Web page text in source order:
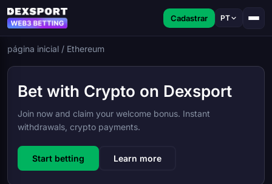
Cadastrar PT
página inicial / Ethereum
Bet with Crypto on Dexsport
Join now and claim your welcome bonus. Instant
withdrawals, crypto payments.
Start betting Learn more